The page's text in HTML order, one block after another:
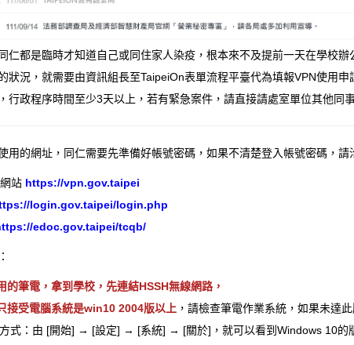
仁都是臨時才知道自己或同住家人染疫，根本來不及提前一天在學校
狀況，就需要由資訊組長至TaipeiOn表單流程平臺代為填報VPN使用
行政程序時間至少3天以上，若有緊急案件，請直接請處室單位其他同
用的網址，同仁需要先準備好帳號密碼，如果不清楚登入帳號密碼，請
站 https://vpn.gov.taipei
login.gov.taipei/login.php
edoc.gov.taipei/tcqb/
的筆電，拿到學校，先連結HSSH無線網路，
接受電腦系統是win10 2004版以上 ，​請檢查筆電作業系統，如果未達
式：由 [開始] → [設定] → [系統] → [關於]，就可以看到Windows 10的